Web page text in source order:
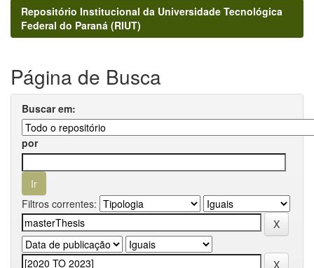
Repositório Institucional da Universidade Tecnológica
Federal do Paraná (RIUT)
Página de Busca
Buscar em:
por
Filtros correntes: